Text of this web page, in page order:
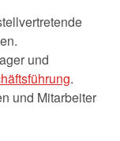
und
.
und Mitarbeiter